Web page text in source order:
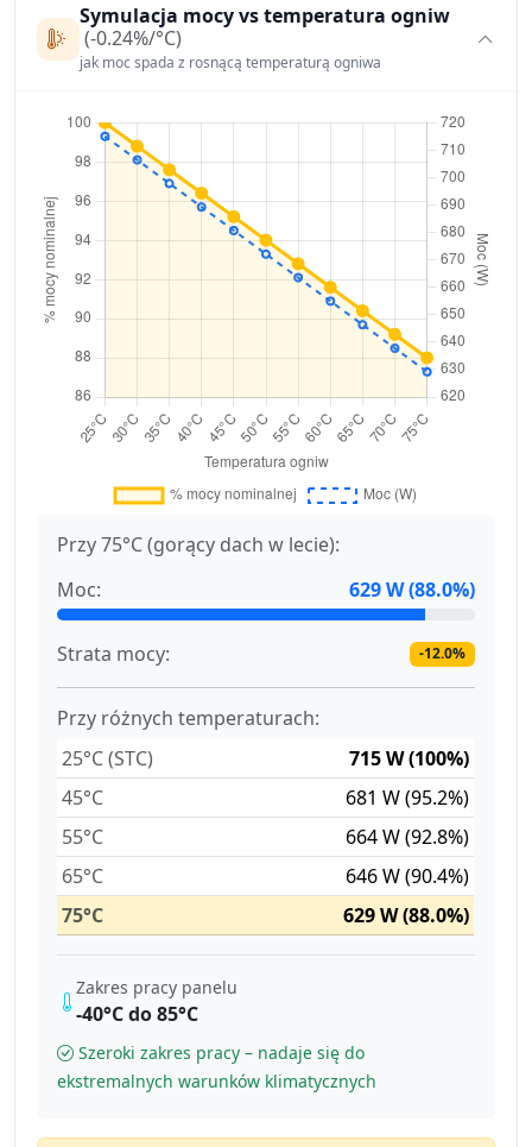
Symulacja mocy vs temperatura ogniw
(-0.24%/°C)
jak moc spada z rosnącą temperaturą ogniwa
Przy 75°C (gorący dach w lecie):
Moc:
629 W (88.0%)
Strata mocy: -12.0%
Przy różnych temperaturach:
25°C (STC)
715 W (100%)
45°C
681 W (95.2%)
55°C
664 W (92.8%)
65°C
646 W (90.4%)
75°C
629 W (88.0%)
Zakres pracy panelu
-40°C do 85°C
Szeroki zakres pracy – nadaje się do
ekstremalnych warunków klimatycznych